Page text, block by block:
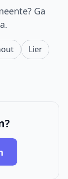
Ga
Lier